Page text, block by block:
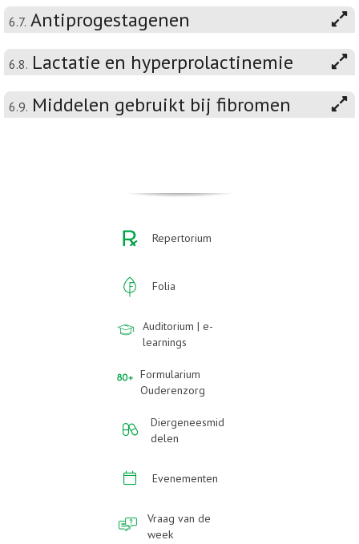
6.7. Antiprogestagenen
6.8. Lactatie en hyperprolactinemie
6.9. Middelen gebruikt bij fibromen
Repertorium
Folia
Auditorium | e-
learnings
Formularium
Ouderenzorg
Diergeneesmid
delen
Evenementen
Vraag van de
week